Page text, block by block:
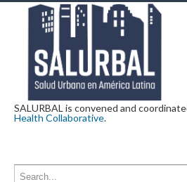
SALURBAL is convened and
Health Collaborative.